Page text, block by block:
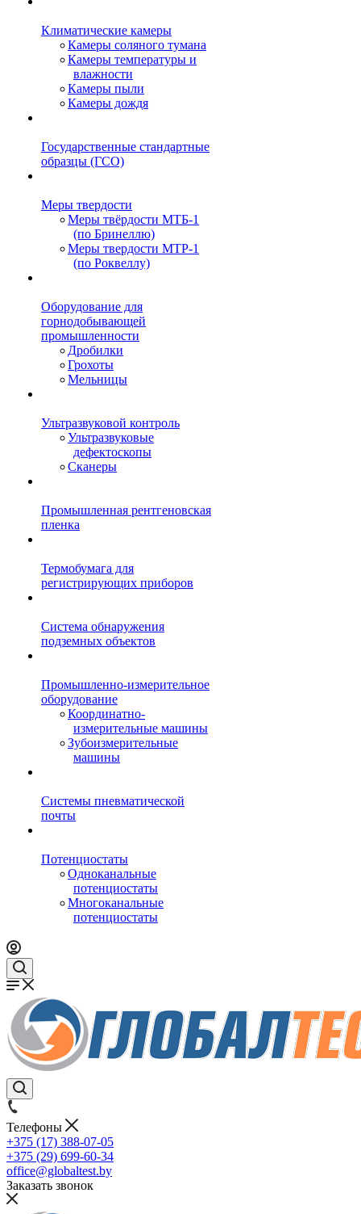
Климатические камеры
Камеры соляного тумана
Камеры температуры и
влажности
Камеры пыли
Камеры дождя
Государственные стандартные
образцы (ГСО)
Меры твердости
Меры твёрдости МТБ-1
(по Бринеллю)
Меры твердости МТР-1
(по Роквеллу)
Оборудование для
горнодобывающей
промышленности
Дробилки
Грохоты
Мельницы
Ультразвуковой контроль
Ультразвуковые
дефектоскопы
Сканеры
Промышленная рентгеновская
пленка
Термобумага для
регистрирующих приборов
Система обнаружения
подземных объектов
Промышленно-измерительное
оборудование
Координатно-
измерительные машины
Зубоизмерительные
машины
Системы пневматической
почты
Потенциостаты
Одноканальные
потенциостаты
Многоканальные
потенциостаты
Телефоны
+375 (17) 388-07-05
+375 (29) 699-60-34
office@globaltest.by
Заказать звонок